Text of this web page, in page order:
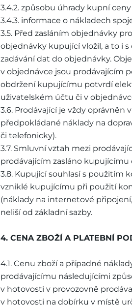
3.4.2. způsobu úhrady kupní
3.4.3. informace o nákladech
3.5. Před zasláním objednávky
objednávky kupující vložil, a to i
zadávání dat do objednávky.
v objednávce jsou prodávajícím
obdržení kupujícímu potvrdí
uživatelském účtu či v
3.6. Prodávající je vždy oprávněn
předpokládané náklady na
či telefonicky).
3.7. Smluvní vztah mezi
prodávajícím zasláno
3.8. Kupující souhlasí s použitím
vzniklé kupujícímu při použití
(náklady na internetové
neliší od základní sazby.
4. CENA ZBOŽÍ A PLATEBNÍ
4.1. Cenu zboží a případné
prodávajícímu následujícími
v hotovosti v provozovně
v hotovosti na dobírku v místě